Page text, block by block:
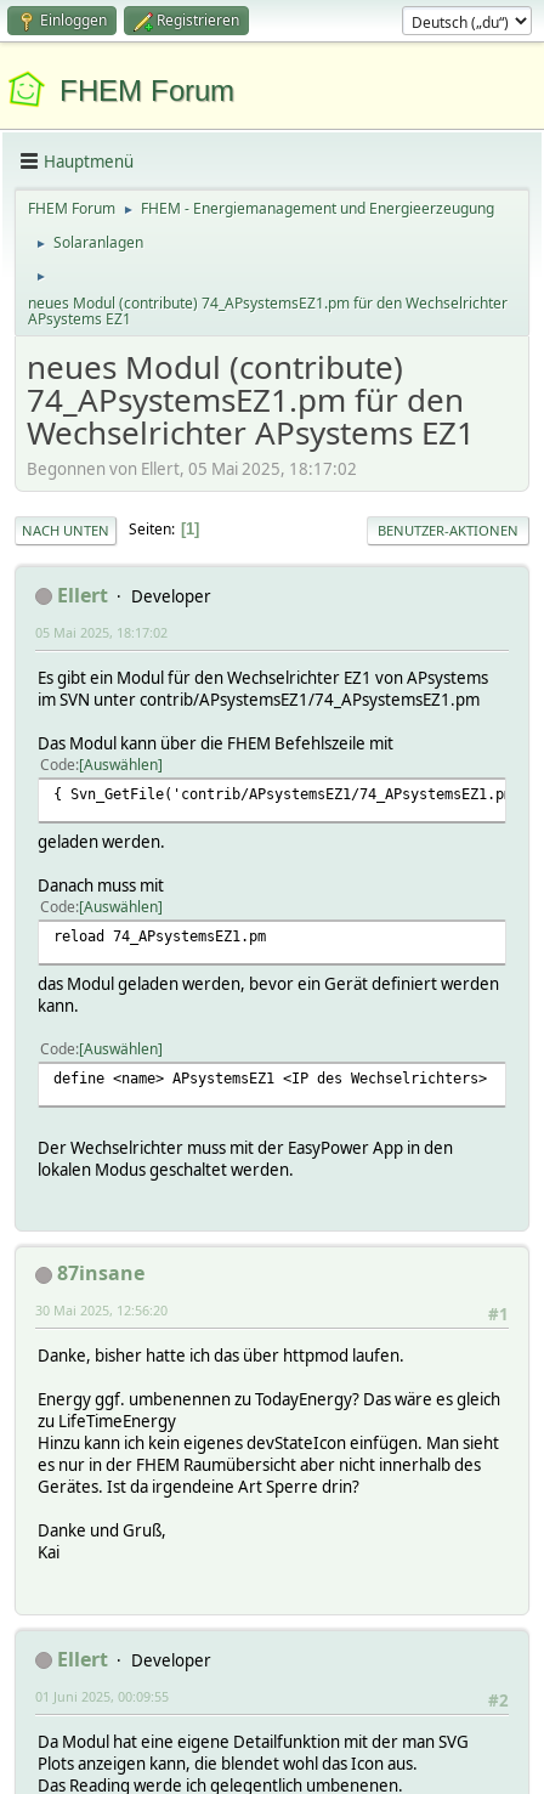
Einloggen Registrieren
FHEM Forum
Hauptmenü
FHEM Forum ► FHEM - Energiemanagement und Energieerzeugung
► Solaranlagen
►
neues Modul (contribute) 74_APsystemsEZ1.pm für den Wechselrichter
APsystems EZ1
neues Modul (contribute)
74_APsystemsEZ1.pm für den
Wechselrichter APsystems EZ1
Begonnen von Ellert, 05 Mai 2025, 18:17:02
NACH UNTEN Seiten 1 BENUTZER-AKTIONEN
Ellert Developer
05 Mai 2025, 18:17:02
Es gibt ein Modul für den Wechselrichter EZ1 von APsystems
im SVN unter contrib/APsystemsEZ1/74_APsystemsEZ1.pm
Das Modul kann über die FHEM Befehlszeile mit
Code Auswählen
{ Svn_GetFile('contrib/APsystemsEZ1/74_APsystemsEZ1.pm',
geladen werden.
Danach muss mit
Code Auswählen
reload 74_APsystemsEZ1.pm
das Modul geladen werden, bevor ein Gerät definiert werden
kann.
Code Auswählen
define <name> APsystemsEZ1 <IP des Wechselrichters>
Der Wechselrichter muss mit der EasyPower App in den
lokalen Modus geschaltet werden.
87insane
#1
30 Mai 2025, 12:56:20
Danke, bisher hatte ich das über httpmod laufen.
Energy ggf. umbenennen zu TodayEnergy? Das wäre es gleich
zu LifeTimeEnergy
Hinzu kann ich kein eigenes devStateIcon einfügen. Man sieht
es nur in der FHEM Raumübersicht aber nicht innerhalb des
Gerätes. Ist da irgendeine Art Sperre drin?
Danke und Gruß,
Kai
Ellert
Developer
#2
01 Juni 2025, 00:09:55
Da Modul hat eine eigene Detailfunktion mit der man SVG
Plots anzeigen kann, die blendet wohl das Icon aus.
Das Reading werde ich gelegentlich umbenenen.